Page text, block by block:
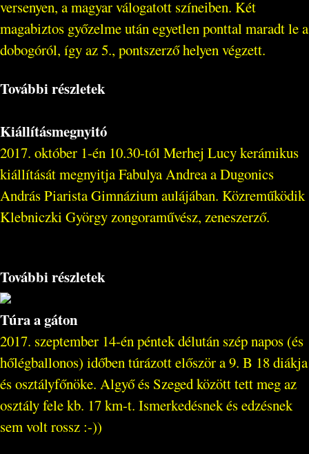
versenyen, a magyar válogatott színeiben. Két
magabiztos győzelme után egyetlen ponttal maradt le a
dobogóról, így az 5., pontszerző helyen végzett.
További részletek
Kiállításmegnyitó
2017. október 1-én 10.30-tól Merhej Lucy kerámikus
kiállítását megnyitja Fabulya Andrea a Dugonics
András Piarista Gimnázium aulájában. Közreműködik
Klebniczki György zongoraművész, zeneszerző.
További részletek
Túra a gáton
2017. szeptember 14-én péntek délután szép napos (és
hőlégballonos) időben túrázott először a 9. B 18 diákja
és osztályfőnöke. Algyő és Szeged között tett meg az
osztály fele kb. 17 km-t. Ismerkedésnek és edzésnek
sem volt rossz :-))